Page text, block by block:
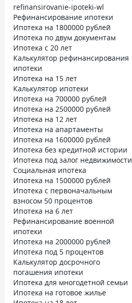
refinansirovanie-ipoteki-wl
Рефинансирование ипотеки
Ипотека на 1800000 рублей
Ипотека по двум документам
Ипотека с 20 лет
Калькулятор рефинансирования
ипотеки
Ипотека на 15 лет
Калькулятор ипотеки
Ипотека на 700000 рублей
Ипотека на 2500000 рублей
Ипотека на 12 лет
Ипотека на апартаменты
Ипотека на 1600000 рублей
Ипотека без кредитной истории
Ипотека под залог недвижимости
Социальная ипотека
Ипотека на 1500000 рублей
Ипотека с первоначальным
взносом 50 процентов
Ипотека на 6 лет
Рефинансирование военной
ипотеки
Ипотека на 2000000 рублей
Ипотека под 5 процентов
Калькулятор досрочного
погашения ипотеки
Ипотека для многодетной семьи
Ипотека на готовое жилье